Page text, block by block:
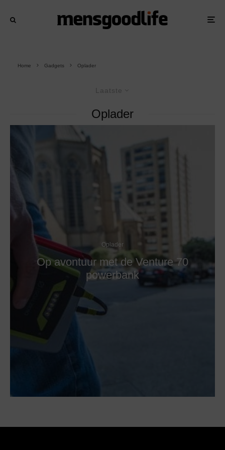
Home Gadgets Oplader
Laatste
Oplader
Oplader
Op avontuur met de Venture 70
powerbank